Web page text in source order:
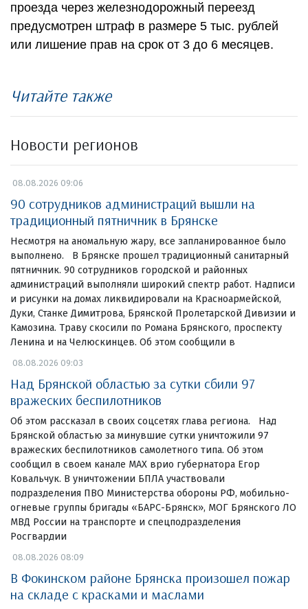
проезда через железнодорожный переезд
предусмотрен штраф в размере 5 тыс. рублей
или лишение прав на срок от 3 до 6 месяцев.
Читайте также
Новости регионов
08.08.2026 09:06
90 сотрудников администраций вышли на
традиционный пятничник в Брянске
Несмотря на аномальную жару, все запланированное было
выполнено. В Брянске прошел традиционный санитарный
пятничник. 90 сотрудников городской и районных
администраций выполняли широкий спектр работ. Надписи
и рисунки на домах ликвидировали на Красноармейской,
Дуки, Станке Димитрова, Брянской Пролетарской Дивизии и
Камозина. Траву скосили по Романа Брянского, проспекту
Ленина и на Челюскинцев. Об этом сообщили в
08.08.2026 09:03
Над Брянской областью за сутки сбили 97
вражеских беспилотников
Об этом рассказал в своих соцсетях глава региона. Над
Брянской областью за минувшие сутки уничтожили 97
вражеских беспилотников самолетного типа. Об этом
сообщил в своем канале МАХ врио губернатора Егор
Ковальчук. В уничтожении БПЛА участвовали
подразделения ПВО Министерства обороны РФ, мобильно-
огневые группы бригады «БАРС-Брянск», МОГ Брянского ЛО
МВД России на транспорте и спецподразделения
Росгвардии
08.08.2026 08:09
В Фокинском районе Брянска произошел пожар
на складе с красками и маслами